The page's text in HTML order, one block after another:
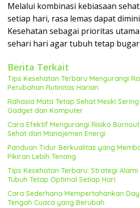
Melalui kombinasi kebiasaan
setiap hari, rasa lemas dapat
Kesehatan sebagai prioritas
sehari hari agar tubuh tetap
Berita Terkait
Tips Kesehatan Terbaru Mengurangi
Perubahan Rutinitas Harian
Rahasia Mata Tetap Sehat Meski
Gadget dan Komputer
Cara Efektif Mengurangi Risiko
Sehat dan Manajemen Energi
Panduan Tidur Berkualitas yang
Pikiran Lebih Tenang
Tips Kesehatan Terbaru: Strategi
Tubuh Tetap Optimal Setiap Hari
Cara Sederhana Mempertahankan
Tengah Cuaca yang Berubah